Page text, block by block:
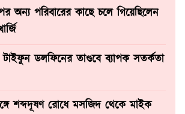
অন্য পরিবারের কাছে চলে গিয়েছিলেন
টাইফুন ডলফিনের তাণ্ডবে ব্যাপক সতর্কতা
শব্দদূষণ রোধে মসজিদ থেকে মাইক